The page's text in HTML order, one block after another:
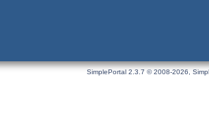
SimplePortal 2.3.7 © 2008-2026,